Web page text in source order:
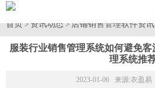
首页>资讯动态>店铺销售管理软件资讯
服装行业销售管理系统如何避免
理系统推
2023-01-06 来源:衣盈易